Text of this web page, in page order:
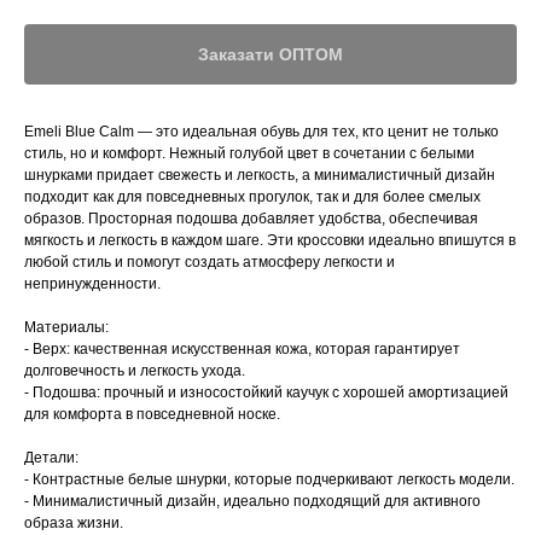
Заказати ОПТОМ
Emeli Blue Calm — это идеальная обувь для тех, кто ценит не только
стиль, но и комфорт. Нежный голубой цвет в сочетании с белыми
шнурками придает свежесть и легкость, а минималистичный дизайн
подходит как для повседневных прогулок, так и для более смелых
образов. Просторная подошва добавляет удобства, обеспечивая
мягкость и легкость в каждом шаге. Эти кроссовки идеально впишутся в
любой стиль и помогут создать атмосферу легкости и
непринужденности.
Материалы:
- Верх: качественная искусственная кожа, которая гарантирует
долговечность и легкость ухода.
- Подошва: прочный и износостойкий каучук с хорошей амортизацией
для комфорта в повседневной носке.
Детали:
- Контрастные белые шнурки, которые подчеркивают легкость модели.
- Минималистичный дизайн, идеально подходящий для активного
образа жизни.